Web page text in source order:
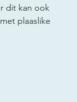
dit kan ook
plaaslike